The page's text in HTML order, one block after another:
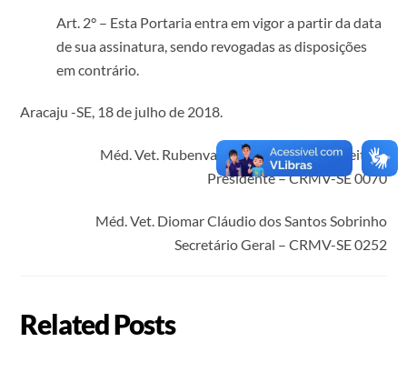
Art. 2° – Esta Portaria entra em vigor a partir da data
de sua assinatura, sendo revogadas as disposições
em contrário.
Aracaju -SE, 18 de julho de 2018.
Méd. Vet. Rubenval Francisco de Jesus Feitosa
Presidente – CRMV-SE 0070
Méd. Vet. Diomar Cláudio dos Santos Sobrinho
Secretário Geral – CRMV-SE 0252
Related Posts